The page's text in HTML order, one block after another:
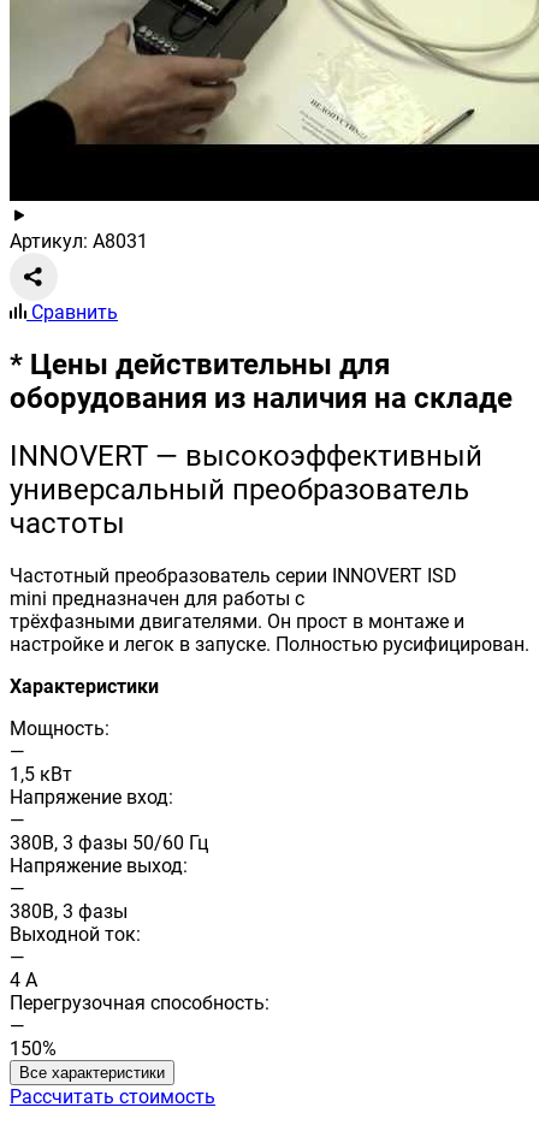
Артикул: A8031
Сравнить
* Цены действительны для
оборудования из наличия на складе
INNOVERT — высокоэффективный
универсальный преобразователь
частоты
Частотный преобразователь серии INNOVERT ISD
mini предназначен для работы с
трёхфазными двигателями. Он прост в монтаже и
настройке и легок в запуске. Полностью русифицирован.
Характеристики
Мощность:
—
1,5 кВт
Напряжение вход:
—
380В, 3 фазы 50/60 Гц
Напряжение выход:
—
380В, 3 фазы
Выходной ток:
—
4 А
Перегрузочная способность:
—
150%
Все характеристики
Рассчитать стоимость